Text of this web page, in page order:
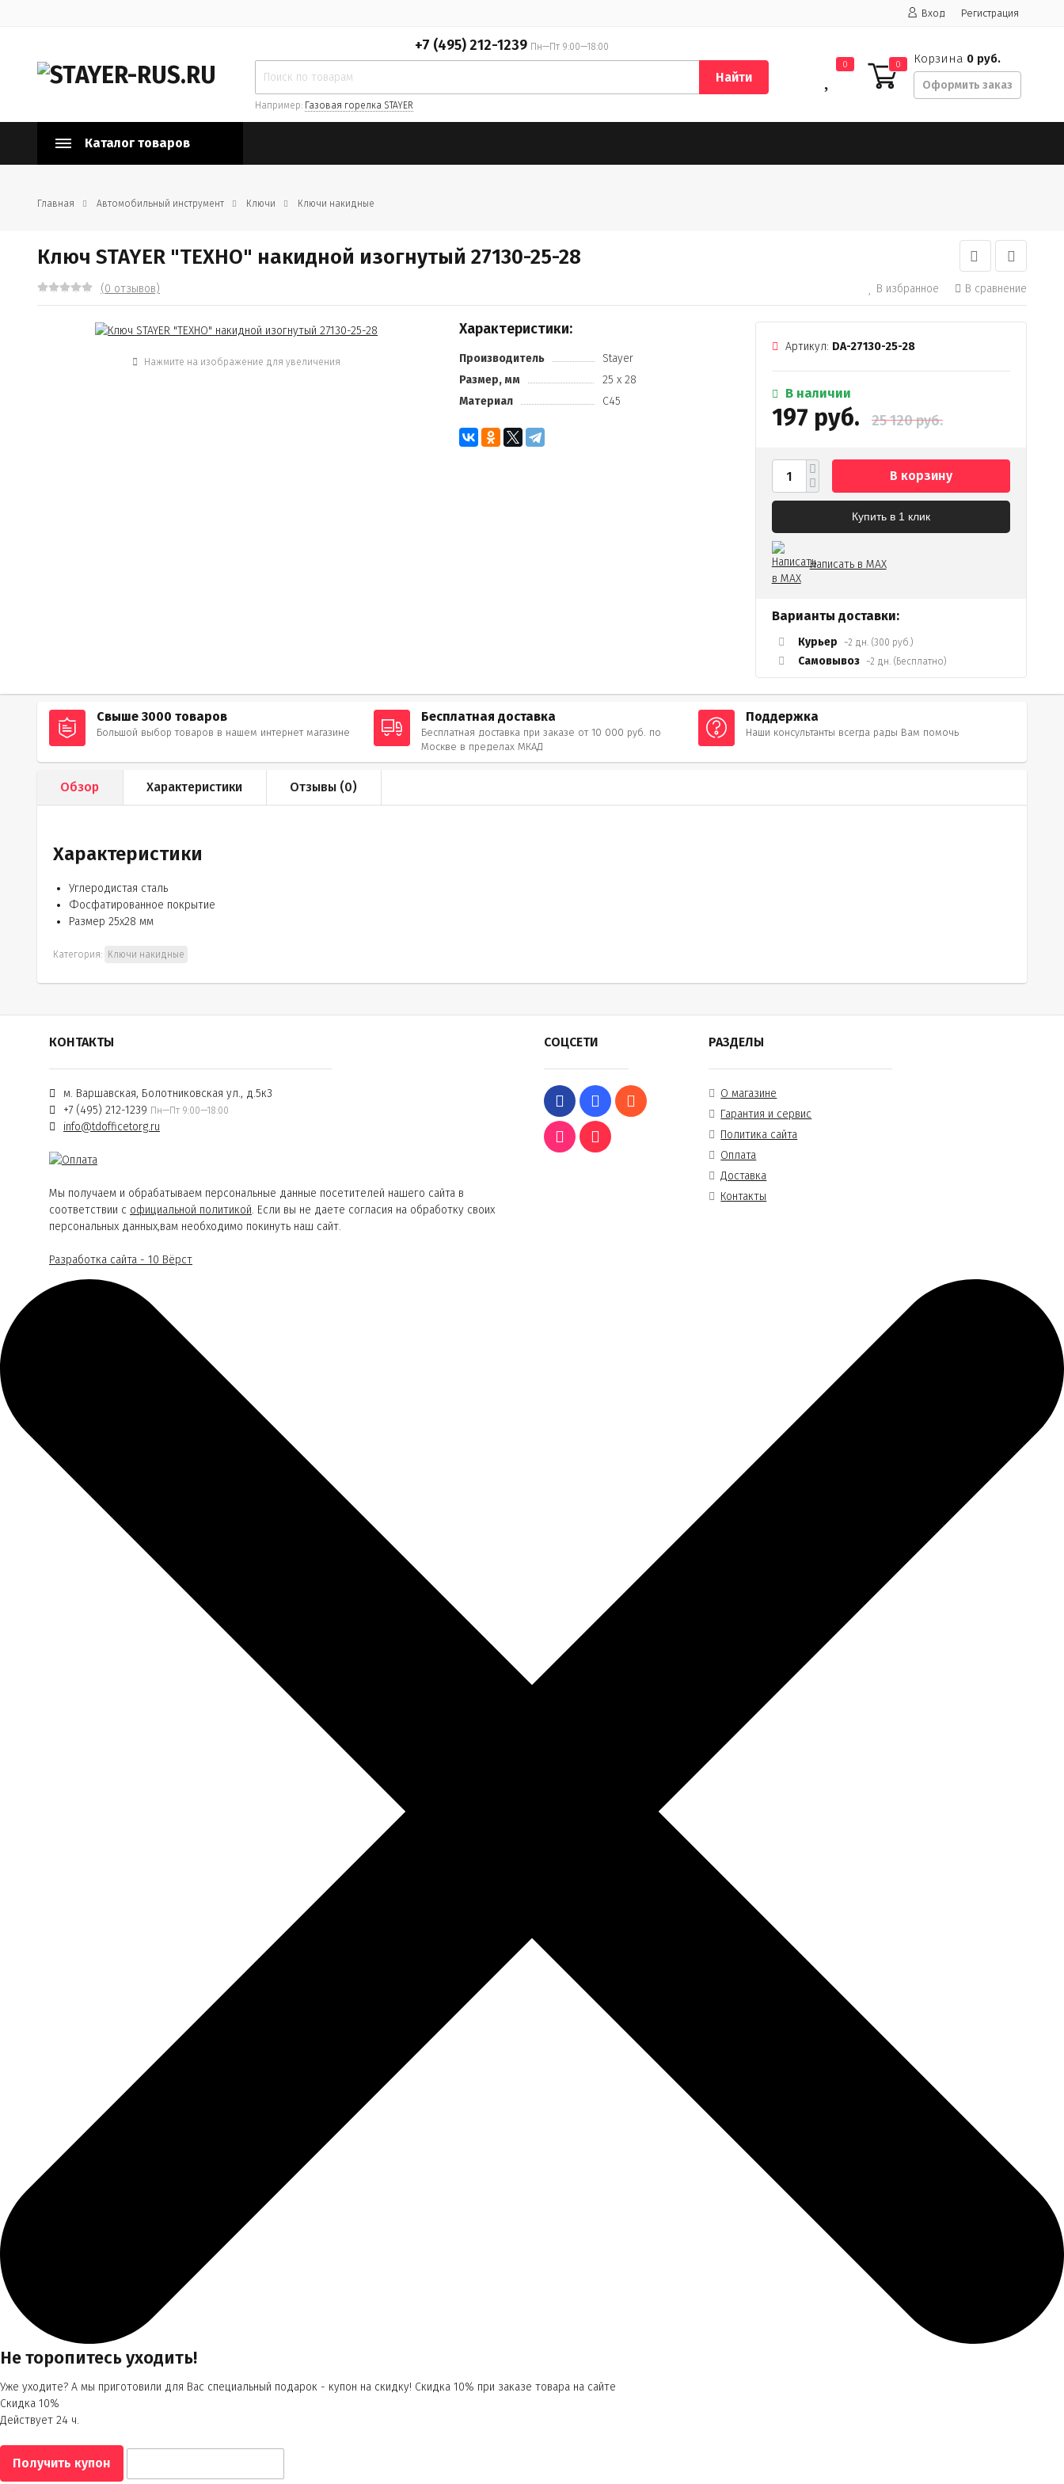
Вход Регистрация
+7 (495) 212-1239 Пн—Пт 9:00—18:00
Найти
Например: Газовая горелка STAYER
0 0 Корзина 0 руб.
Оформить заказ
Каталог товаров
Главная Автомобильный инструмент Ключи Ключи накидные
Ключ STAYER "ТЕХНО" накидной изогнутый 27130-25-28
(0 отзывов) В избранное В сравнение
Нажмите на изображение для увеличения
Характеристики:
Производитель
Stayer
Размер, мм
25 х 28
Материал
С45
Артикул: DA-27130-25-28
В наличии
197 руб. 25 120 руб.
В корзину
Купить в 1 клик
Написать в MAX
Варианты доставки:
Курьер ~2 дн. (300 руб.)
Самовывоз ~2 дн. (Бесплатно)
Свыше 3000 товаров
Большой выбор товаров в нашем интернет магазине
Бесплатная доставка
Бесплатная доставка при заказе от 10 000 руб. по
Москве в пределах МКАД
Поддержка
Наши консультанты всегда рады Вам помочь
Обзор Характеристики Отзывы (0)
Характеристики
Углеродистая сталь
Фосфатированное покрытие
Размер 25х28 мм
Категория: Ключи накидные
КОНТАКТЫ
м. Варшавская, Болотниковская ул., д.5к3
+7 (495) 212-1239 Пн—Пт 9:00—18:00
info@tdofficetorg.ru
Мы получаем и обрабатываем персональные данные посетителей нашего сайта в
соответствии с официальной политикой. Если вы не даете согласия на обработку своих
персональных данных,вам необходимо покинуть наш сайт.
Разработка сайта - 10 Вёрст
СОЦСЕТИ РАЗДЕЛЫ
О магазине
Гарантия и сервис
Политика сайта
Оплата
Доставка
Контакты
Не торопитесь уходить!
Уже уходите? А мы приготовили для Вас специальный подарок - купон на скидку! Скидка 10% при заказе товара на сайте
Скидка 10%
Действует 24 ч.